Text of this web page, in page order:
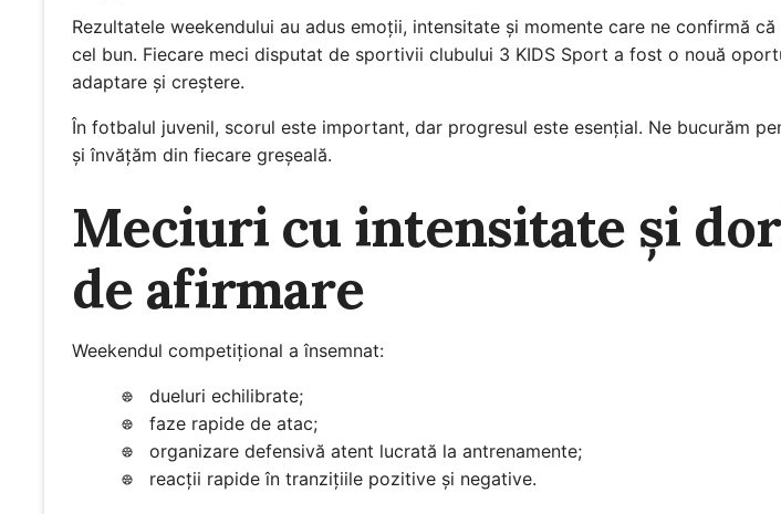
Rezultatele weekendului au adus emoții, intensitate și momente care ne confirmă
cel bun. Fiecare meci disputat de sportivii clubului 3 KIDS Sport a fost o nouă
adaptare și creștere.
În fotbalul juvenil, scorul este important, dar progresul este esențial. Ne bucurăm
și învățăm din fiecare greșeală.
Meciuri cu intensitate și
de afirmare
Weekendul competițional a însemnat:
dueluri echilibrate;
faze rapide de atac;
organizare defensivă atent lucrată la antrenamente;
reacții rapide în tranzițiile pozitive și negative.